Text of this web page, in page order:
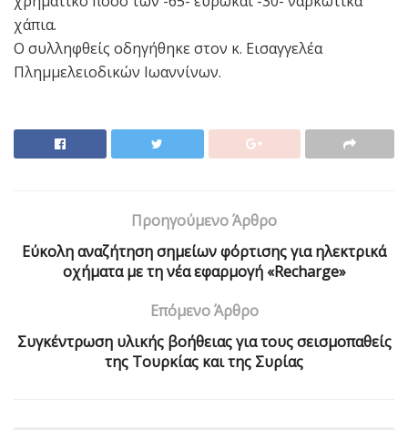
χάπια.
Ο συλληφθείς οδηγήθηκε στον κ. Εισαγγελέα
Πλημμελειοδικών Ιωαννίνων.
Προηγούμενο Άρθρο
Εύκολη αναζήτηση σημείων φόρτισης για ηλεκτρικά
οχήματα με τη νέα εφαρμογή «Recharge»
Επόμενο Άρθρο
Συγκέντρωση υλικής βοήθειας για τους σεισμοπαθείς
της Τουρκίας και της Συρίας